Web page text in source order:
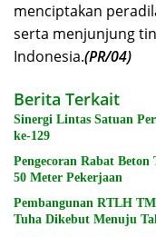
menciptakan
serta menjunjung
Indonesia.(PR/04)
Berita Terkait
Sinergi Lintas Satuan
ke-129
Pengecoran Rabat
50 Meter Pekerjaan
Pembangunan RTLH
Tuha Dikebut Menuju